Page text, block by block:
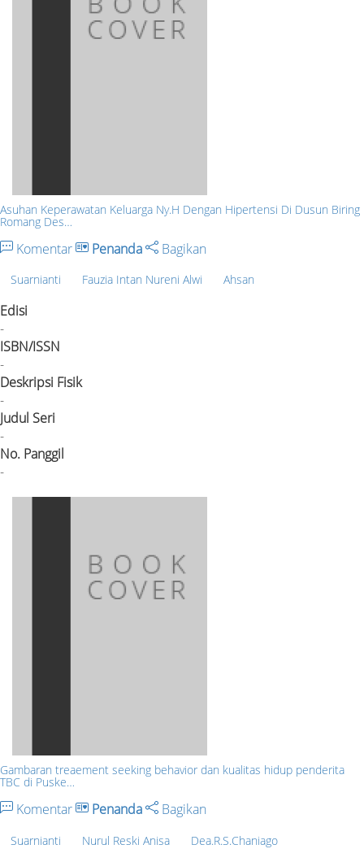
Asuhan Keperawatan Keluarga Ny.H Dengan Hipertensi Di Dusun Biring
Romang Des…
Komentar Penanda Bagikan
Suarnianti Fauzia Intan Nureni Alwi Ahsan
Edisi
-
ISBN/ISSN
-
Deskripsi Fisik
-
Judul Seri
-
No. Panggil
-
Gambaran treaement seeking behavior dan kualitas hidup penderita
TBC di Puske…
Komentar Penanda Bagikan
Suarnianti Nurul Reski Anisa Dea.R.S.Chaniago